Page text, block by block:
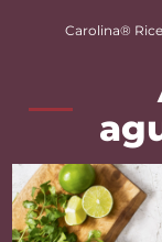
Carolina® Rice